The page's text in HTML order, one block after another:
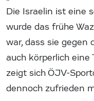
Die Israelin ist eine
wurde das frühe
war, dass sie gegen
auch körperlich eine
zeigt sich ÖJV-
dennoch zufrieden